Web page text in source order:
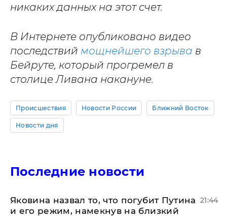
никаких данных на этот счет.
В Интернете опубликовано видео
последствий мощнейшего взрыва в
Бейруте, который прогремел в
столице Ливана накануне.
Происшествия Новости России Ближний Восток
Новости дня
Последние новости
Яковина назвал то, что погубит Путина
и его режим, намекнув на близкий
21:44